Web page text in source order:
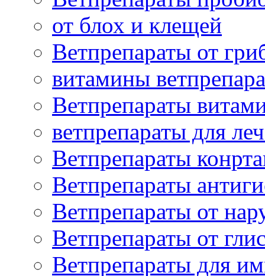
от блох и клещей
Ветпрепараты от
витамины
Ветпрепараты
ветпрепараты для
Ветпрепараты
Ветпрепараты
Ветпрепараты от
Ветпрепараты от
Ветпрепараты для